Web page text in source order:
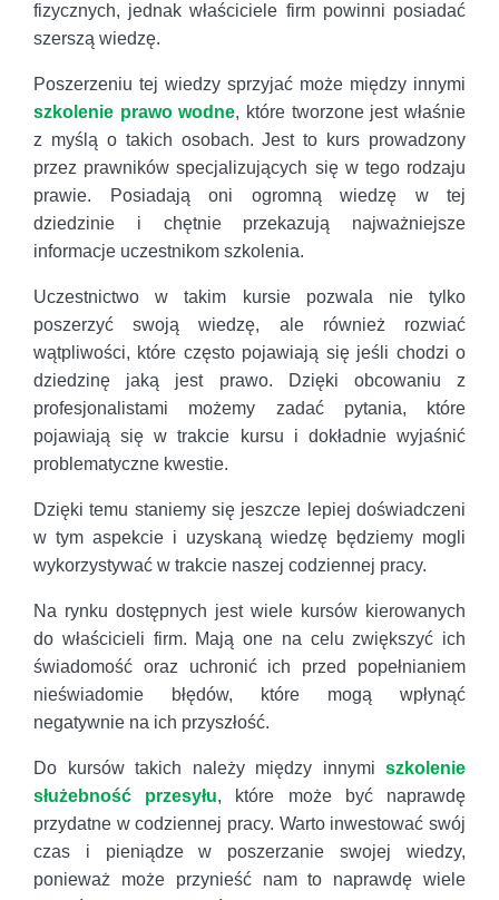
fizycznych, jednak właściciele firm powinni posiadać
szerszą wiedzę.
Poszerzeniu tej wiedzy sprzyjać może między innymi
szkolenie prawo wodne, które tworzone jest właśnie
z myślą o takich osobach. Jest to kurs prowadzony
przez prawników specjalizujących się w tego rodzaju
prawie. Posiadają oni ogromną wiedzę w tej
dziedzinie i chętnie przekazują najważniejsze
informacje uczestnikom szkolenia.
Uczestnictwo w takim kursie pozwala nie tylko
poszerzyć swoją wiedzę, ale również rozwiać
wątpliwości, które często pojawiają się jeśli chodzi o
dziedzinę jaką jest prawo. Dzięki obcowaniu z
profesjonalistami możemy zadać pytania, które
pojawiają się w trakcie kursu i dokładnie wyjaśnić
problematyczne kwestie.
Dzięki temu staniemy się jeszcze lepiej doświadczeni
w tym aspekcie i uzyskaną wiedzę będziemy mogli
wykorzystywać w trakcie naszej codziennej pracy.
Na rynku dostępnych jest wiele kursów kierowanych
do właścicieli firm. Mają one na celu zwiększyć ich
świadomość oraz uchronić ich przed popełnianiem
nieświadomie błędów, które mogą wpłynąć
negatywnie na ich przyszłość.
Do kursów takich należy między innymi szkolenie
służebność przesyłu, które może być naprawdę
przydatne w codziennej pracy. Warto inwestować swój
czas i pieniądze w poszerzanie swojej wiedzy,
ponieważ może przynieść nam to naprawdę wiele